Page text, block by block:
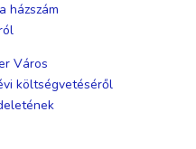
házszám
Város
költségvetéséről